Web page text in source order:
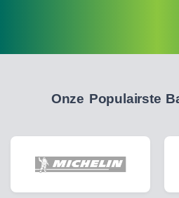
Onze Populairste